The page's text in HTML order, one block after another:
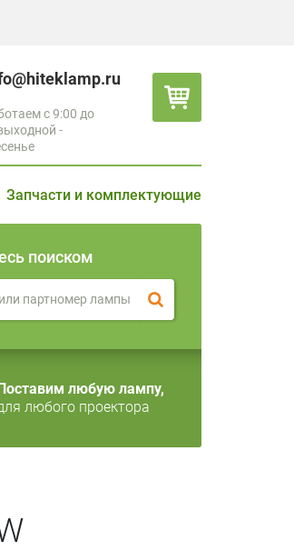
с 9:00 до
-
Запчасти и комплектующие
поиском
любую лампу,
любого проектора